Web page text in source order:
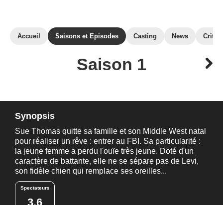
Accueil Saisons et Episodes Casting News
Saison 1
Synopsis
Sue Thomas quitte sa famille et son Middle West natal
pour réaliser un rêve : entrer au FBI. Sa particularité :
la jeune femme a perdu l'ouïe très jeune. Doté d'un
caractère de battante, elle ne se sépare pas de Levi,
son fidèle chien qui remplace ses oreilles...
Spectateurs
3,6